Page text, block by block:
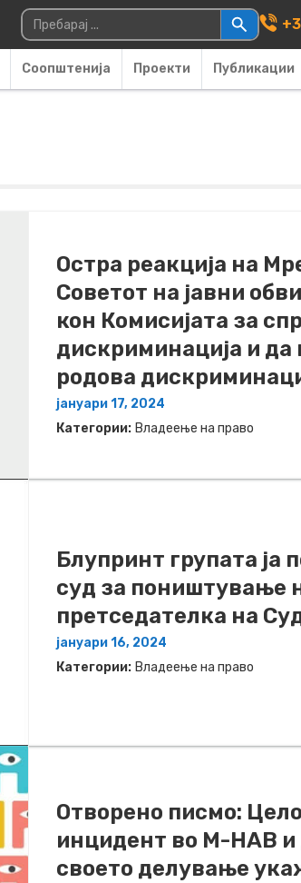
Main
Пребарувај за:
Соопштенија Проекти Публикации
Остра реакција на
Советот на јавни
кон Комисијата за
дискриминација и да
родова
јануари 17, 2024
Категории: Владеење на право
Блупринт групата ја
суд за поништување
претседателка на
јануари 16, 2024
Категории: Владеење на право
Отворено писмо:
инцидент во М-НАВ и
своето делување